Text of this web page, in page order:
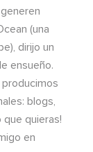
(una
dirijo un
ensueño.
blogs,
que quieras!
en